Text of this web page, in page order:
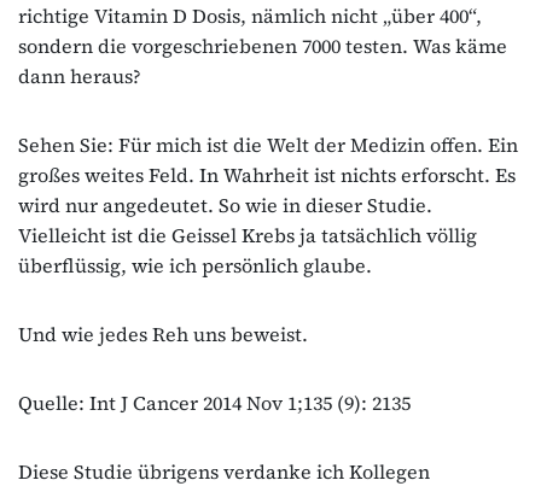
richtige Vitamin D Dosis, nämlich nicht „über 400“,
sondern die vorgeschriebenen 7000 testen. Was käme
dann heraus?
Sehen Sie: Für mich ist die Welt der Medizin offen. Ein
großes weites Feld. In Wahrheit ist nichts erforscht. Es
wird nur angedeutet. So wie in dieser Studie.
Vielleicht ist die Geissel Krebs ja tatsächlich völlig
überflüssig, wie ich persönlich glaube.
Und wie jedes Reh uns beweist.
Quelle: Int J Cancer 2014 Nov 1;135 (9): 2135
Diese Studie übrigens verdanke ich Kollegen